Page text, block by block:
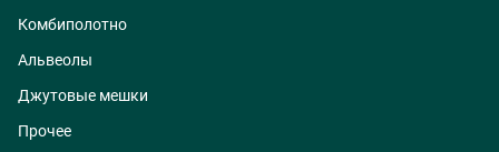
Комбиполотно
Альвеолы
Джутовые мешки
Прочее